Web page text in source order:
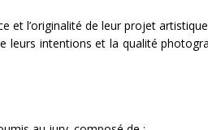
et l’originalité de leur projet
leurs intentions et la qualité